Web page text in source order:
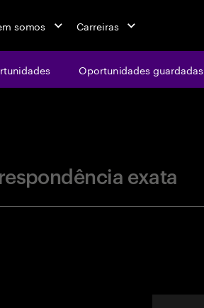
somos Carreiras
Oportunidades guardadas
exata